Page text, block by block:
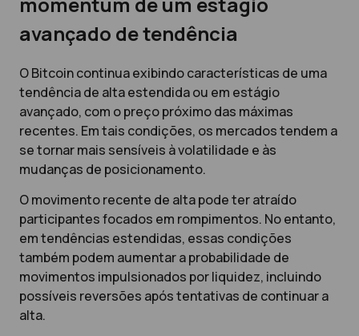
avançado de tendência
O Bitcoin continua exibindo características de uma
tendência de alta estendida ou em estágio
avançado, com o preço próximo das máximas
recentes. Em tais condições, os mercados tendem a
se tornar mais sensíveis à volatilidade e às
mudanças de posicionamento.
O movimento recente de alta pode ter atraído
participantes focados em rompimentos. No entanto,
em tendências estendidas, essas condições
também podem aumentar a probabilidade de
movimentos impulsionados por liquidez, incluindo
possíveis reversões após tentativas de continuar a
alta.